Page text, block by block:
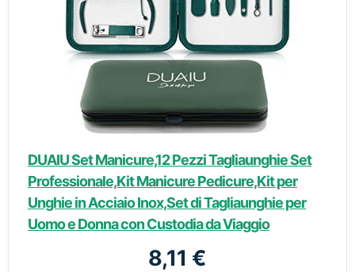
DUAIU Set Manicure,12 Pezzi Tagliaunghie Set
Professionale,Kit Manicure Pedicure,Kit per
Unghie in Acciaio Inox,Set di Tagliaunghie per
Uomo e Donna con Custodia da Viaggio
8,11 €